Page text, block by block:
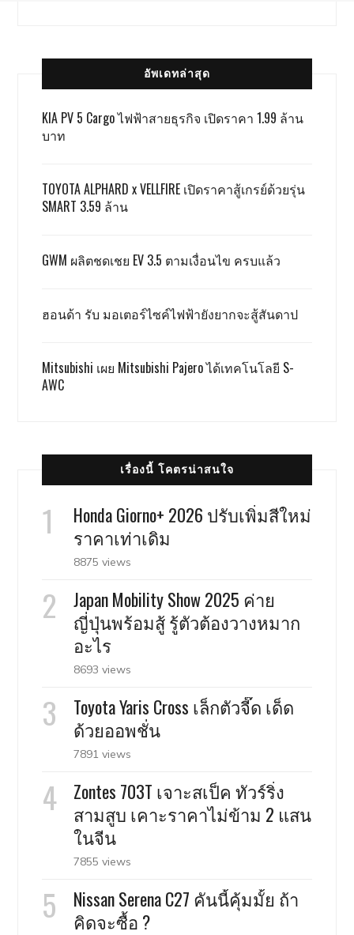
อัพเดทล่าสุด
KIA PV 5 Cargo ไฟฟ้าสายธุรกิจ เปิดราคา 1.99 ล้าน
บาท
TOYOTA ALPHARD x VELLFIRE เปิดราคาสู้เกรย์ด้วยรุ่น
SMART 3.59 ล้าน
GWM ผลิตชดเชย EV 3.5 ตามเงื่อนไข ครบแล้ว
ฮอนด้า รับ มอเตอร์ไซค์ไฟฟ้ายังยากจะสู้สันดาป
Mitsubishi เผย Mitsubishi Pajero ได้เทคโนโลยี S-
AWC
เรื่องนี้ โคตรน่าสนใจ
Honda Giorno+ 2026 ปรับเพิ่มสีใหม่
ราคาเท่าเดิม
8875 views
Japan Mobility Show 2025 ค่าย
ญี่ปุ่นพร้อมสู้ รู้ตัวต้องวางหมาก
อะไร
8693 views
Toyota Yaris Cross เล็กตัวจี๊ด เด็ด
ด้วยออพชั่น
7891 views
Zontes 703T เจาะสเป็ค ทัวร์ริ่ง
สามสูบ เคาะราคาไม่ข้าม 2 แสน
ในจีน
7855 views
Nissan Serena C27 คันนี้คุ้มมั้ย ถ้า
คิดจะซื้อ ?